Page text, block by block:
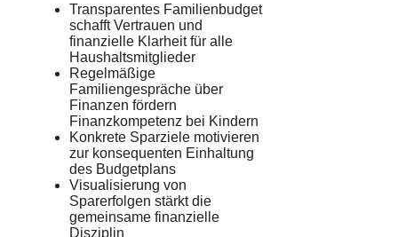
Transparentes Familienbudget
schafft Vertrauen und
finanzielle Klarheit für alle
Haushaltsmitglieder
Regelmäßige
Familiengespräche über
Finanzen fördern
Finanzkompetenz bei Kindern
Konkrete Sparziele motivieren
zur konsequenten Einhaltung
des Budgetplans
Visualisierung von
Sparerfolgen stärkt die
gemeinsame finanzielle
Disziplin